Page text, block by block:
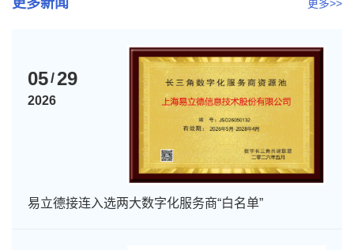
更多>>
05/29
2026
易立德接连入选两大数字化服务商“白名单”